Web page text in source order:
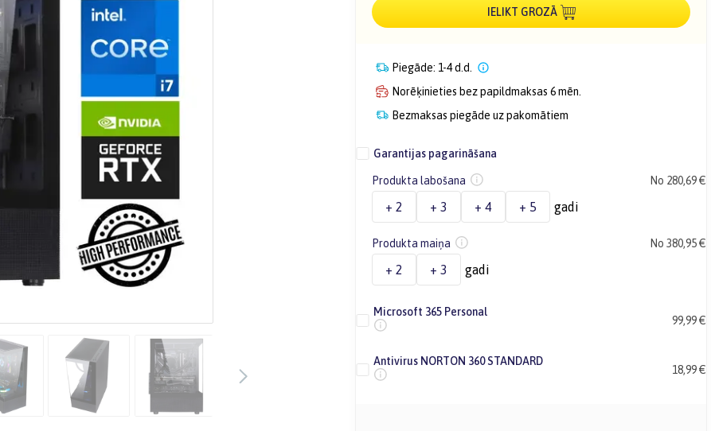
IELIKT GROZĀ
Piegāde: 1-4 d.d.
Norēķinieties bez papildmaksas 6 mēn.
Bezmaksas piegāde uz pakomātiem
Garantijas pagarināšana
Produkta labošana No 280,69 €
+ 2 + 3 + 4 + 5 gadi
Produkta maiņa No 380,95 €
+ 2 + 3 gadi
Microsoft 365 Personal
99,99 €
Antivirus NORTON 360 STANDARD
18,99 €